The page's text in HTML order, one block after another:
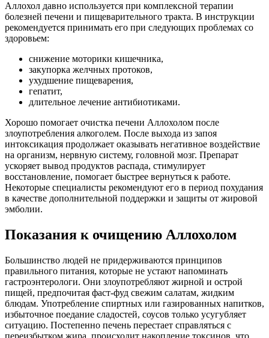
Аллохол давно используется при комплексной терапии
болезней печени и пищеварительного тракта. В инструкции
рекомендуется принимать его при следующих проблемах со
здоровьем:
снижение моторики кишечника,
закупорка желчных протоков,
ухудшение пищеварения,
гепатит,
длительное лечение антибиотиками.
Хорошо помогает очистка печени Аллохолом после
злоупотребления алкоголем. После выхода из запоя
интоксикация продолжает оказывать негативное воздействие
на организм, нервную систему, головной мозг. Препарат
ускоряет вывод продуктов распада, стимулирует
восстановление, помогает быстрее вернуться к работе.
Некоторые специалисты рекомендуют его в период похудания
в качестве дополнительной поддержки и защиты от жировой
эмболии.
Показания к очищению Аллохолом
Большинство людей не придерживаются принципов
правильного питания, которые не устают напоминать
гастроэнтерологи. Они злоупотребляют жирной и острой
пищей, предпочитая фаст-фуд свежим салатам, жидким
блюдам. Употребление спиртных или газированных напитков,
избыточное поедание сладостей, соусов только усугубляет
ситуацию. Постепенно печень перестает справляться с